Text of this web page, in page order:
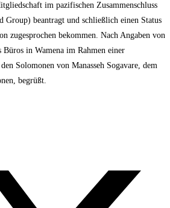
im pazifischen Zusammenschluss
Group) beantragt und schließlich einen Status
zugesprochen bekommen. Nach Angaben von
in Wamena im Rahmen einer
Solomonen von Manasseh Sogavare, dem
begrüßt.